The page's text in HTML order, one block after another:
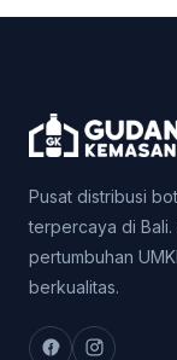
Pusat distribusi
terpercaya di
pertumbuhan
berkualitas.